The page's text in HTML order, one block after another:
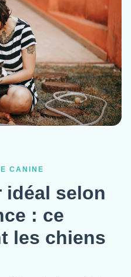
CANINE
idéal selon
: ce
les chiens